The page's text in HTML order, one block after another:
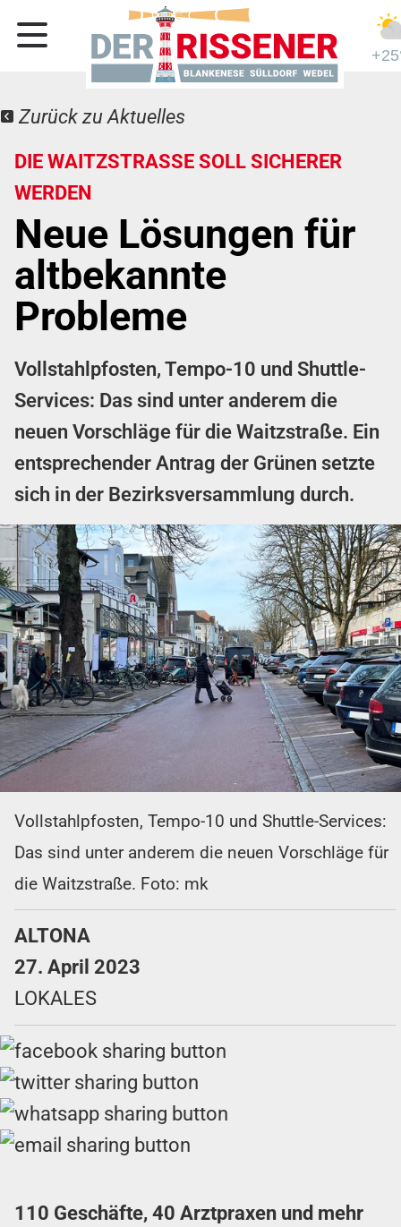
Zurück zu Aktuelles
DIE WAITZSTRASSE SOLL SICHERER W
ERDEN
Neue Lösungen für
altbekannte
Probleme
Vollstahlpfosten, Tempo-10 und Shuttle-
Services: Das sind unter anderem die
neuen Vorschläge für die Waitzstraße. Ein
entsprechender Antrag der Grünen setzte
sich in der Bezirksversammlung durch.
Vollstahlpfosten, Tempo-10 und Shuttle-Services:
Das sind unter anderem die neuen Vorschläge für
die Waitzstraße. Foto: mk
ALTONA
27. April 2023
LOKALES
110 Geschäfte, 40 Arztpraxen und mehr